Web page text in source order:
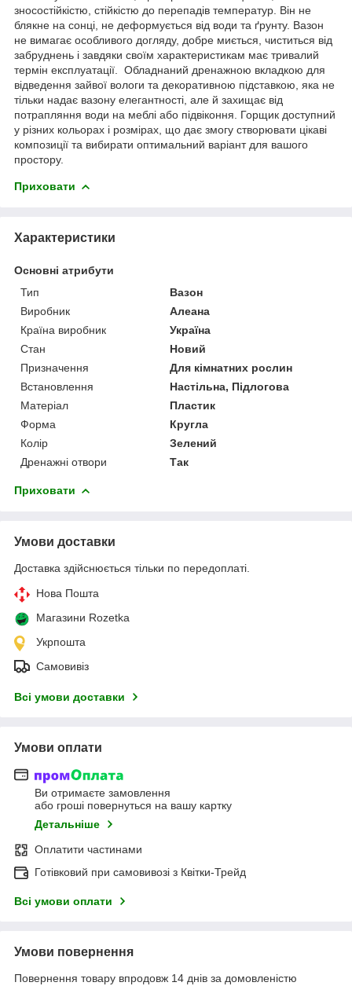
зносостійкістю, стійкістю до перепадів температур. Він не
блякне на сонці, не деформується від води та ґрунту. Вазон
не вимагає особливого догляду, добре миється, чиститься від
забруднень і завдяки своїм характеристикам має тривалий
термін експлуатації. Обладнаний дренажною вкладкою для
відведення зайвої вологи та декоративною підставкою, яка не
тільки надає вазону елегантності, але й захищає від
потрапляння води на меблі або підвіконня. Горщик доступний
у різних кольорах і розмірах, що дає змогу створювати цікаві
композиції та вибирати оптимальний варіант для вашого
простору.
Приховати
Характеристики
Основні атрибути
Тип
Вазон
Виробник
Алеана
Країна виробник
Україна
Стан
Новий
Призначення
Для кімнатних рослин
Встановлення
Настільна, Підлогова
Матеріал
Пластик
Форма
Кругла
Колір
Зелений
Дренажні отвори
Так
Приховати
Умови доставки
Доставка здійснюється тільки по передоплаті.
Нова Пошта
Магазини Rozetka
Укрпошта
Самовивіз
Всі умови доставки
Умови оплати
Ви отримаєте замовлення
або гроші повернуться на вашу картку
Детальніше
Оплатити частинами
Готівковий при самовивозі з Квітки-Трейд
Всі умови оплати
Умови повернення
Повернення товару впродовж 14 днів за домовленістю